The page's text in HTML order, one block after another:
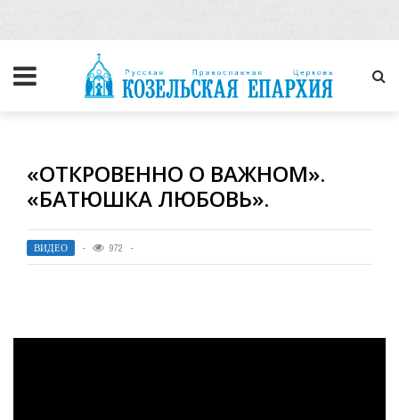
«ОТКРОВЕННО О ВАЖНОМ».
«БАТЮШКА ЛЮБОВЬ».
ВИДЕО 972